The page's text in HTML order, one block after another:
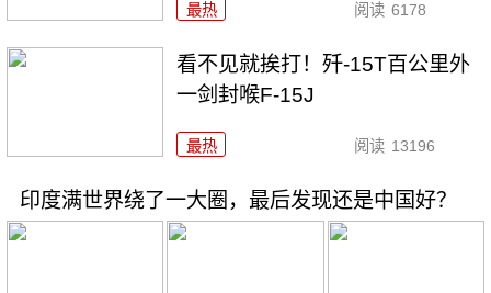
最热 阅读 6178
看不见就挨打！歼-15T百公里外
一剑封喉F-15J
最热 阅读 13196
印度满世界绕了一大圈，最后发现还是中国好？